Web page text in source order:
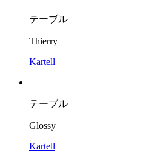
テーブル
Thierry
Kartell
テーブル
Glossy
Kartell